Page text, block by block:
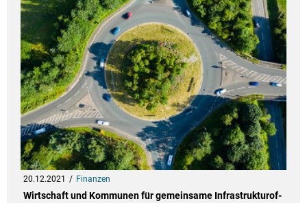
20.12.2021 Finanzen
Wirt­schaft und Kom­mu­nen für gemein­same Infra­struk­tu­rof­